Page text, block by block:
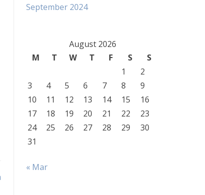
September 2024
August 2026
M
T W T F S
S
1
2
3
4 5 6 7 8
9
10
11 12 13 14 15
16
17
18 19 20 21 22
23
24
25 26 27 28 29
30
31
« Mar